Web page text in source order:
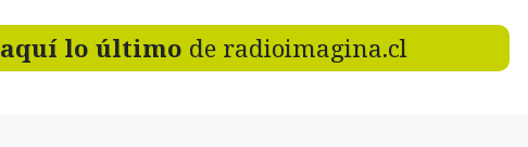
aquí lo último de radioimagina.cl